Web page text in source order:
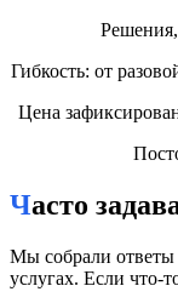
Большинство
потенциальных
✅Повысить
✅Укрепить
Гибкость: от
Цена
Часто
Мы собрали
услугах. Если что-